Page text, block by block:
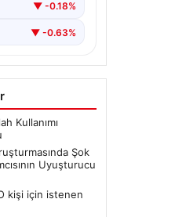
yeni ve çarpıcı
▼ -0.18%
▼ -0.63%
Kullanımı
Şok
Uyuşturucu
O kişi için istenen